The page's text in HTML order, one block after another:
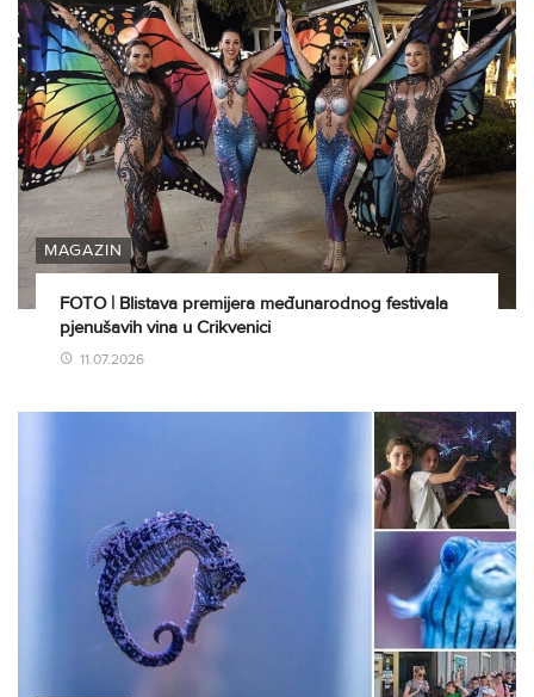
MAGAZIN
FOTO | Blistava premijera međunarodnog festivala
pjenušavih vina u Crikvenici
11.07.2026